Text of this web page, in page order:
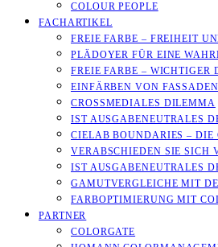
COLOUR PEOPLE
FACHARTIKEL
FREIE FARBE – FREIHEIT
PLÄDOYER FÜR EINE
FREIE FARBE – WICHTIGER
EINFÄRBEN VON
CROSSMEDIALES DILEMMA
IST AUSGABENEUTRALES
CIELAB BOUNDARIES – DIE
VERABSCHIEDEN SIE SICH
IST AUSGABENEUTRALES
GAMUTVERGLEICHE MIT
FARBOPTIMIERUNG MIT
PARTNER
COLORGATE